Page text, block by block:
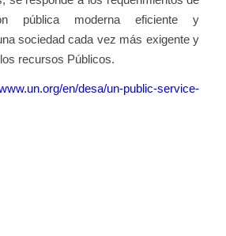
pública moderna eficiente y
sociedad cada vez más exigente y
recursos Públicos.
en/desa/un-public-service-